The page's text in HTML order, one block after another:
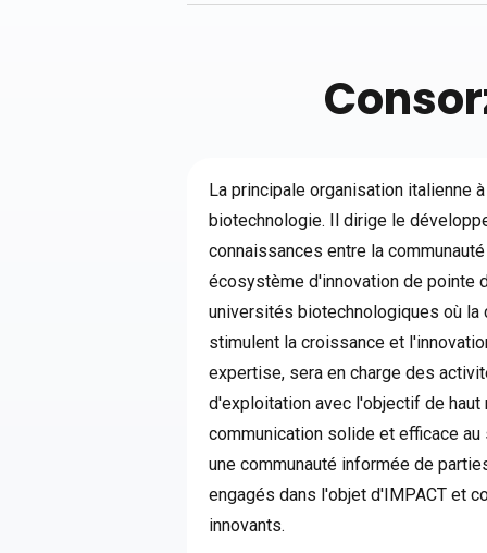
La principale organisation italienne
biotechnologie. Il dirige le
connaissances entre la
écosystème d'innovation de pointe
universités biotechnologiques où la
stimulent la croissance et
expertise, sera en charge des
d'exploitation avec l'objectif de haut
communication solide et efficace
une communauté informée de
engagés dans l'objet d'IMPACT et
innovants.